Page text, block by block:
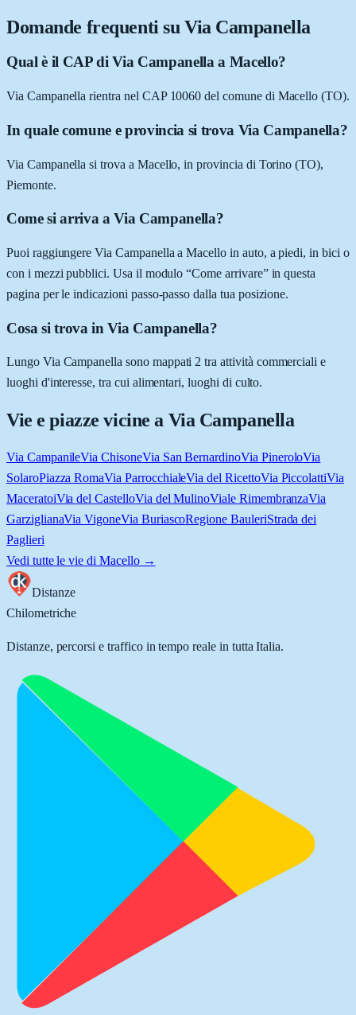
Domande frequenti su Via Campanella
Qual è il CAP di Via Campanella a Macello?
Via Campanella rientra nel CAP 10060 del comune di Macello (TO).
In quale comune e provincia si trova Via Campanella?
Via Campanella si trova a Macello, in provincia di Torino (TO),
Piemonte.
Come si arriva a Via Campanella?
Puoi raggiungere Via Campanella a Macello in auto, a piedi, in bici o
con i mezzi pubblici. Usa il modulo “Come arrivare” in questa
pagina per le indicazioni passo-passo dalla tua posizione.
Cosa si trova in Via Campanella?
Lungo Via Campanella sono mappati 2 tra attività commerciali e
luoghi d'interesse, tra cui alimentari, luoghi di culto.
Vie e piazze vicine a Via Campanella
Via CampanileVia ChisoneVia San BernardinoVia PineroloVia
SolaroPiazza RomaVia ParrocchialeVia del RicettoVia PiccolattiVia
MaceratoiVia del CastelloVia del MulinoViale RimembranzaVia
GarziglianaVia VigoneVia BuriascoRegione BauleriStrada dei
Paglieri
Vedi tutte le vie di Macello→
Distanze
Chilometriche
Distanze, percorsi e traffico in tempo reale in tutta Italia.